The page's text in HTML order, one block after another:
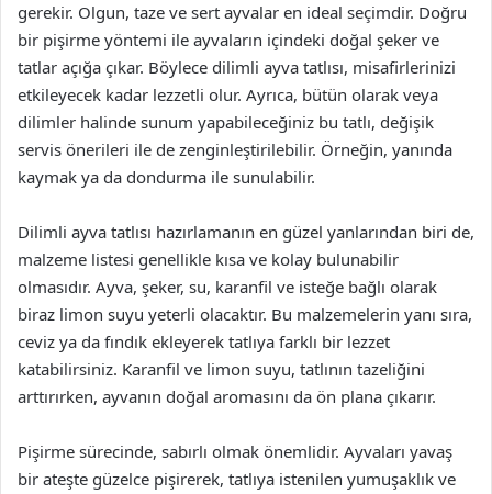
gerekir. Olgun, taze ve sert ayvalar en ideal seçimdir. Doğru
bir pişirme yöntemi ile ayvaların içindeki doğal şeker ve
tatlar açığa çıkar. Böylece dilimli ayva tatlısı, misafirlerinizi
etkileyecek kadar lezzetli olur. Ayrıca, bütün olarak veya
dilimler halinde sunum yapabileceğiniz bu tatlı, değişik
servis önerileri ile de zenginleştirilebilir. Örneğin, yanında
kaymak ya da dondurma ile sunulabilir.
Dilimli ayva tatlısı hazırlamanın en güzel yanlarından biri de,
malzeme listesi genellikle kısa ve kolay bulunabilir
olmasıdır. Ayva, şeker, su, karanfil ve isteğe bağlı olarak
biraz limon suyu yeterli olacaktır. Bu malzemelerin yanı sıra,
ceviz ya da fındık ekleyerek tatlıya farklı bir lezzet
katabilirsiniz. Karanfil ve limon suyu, tatlının tazeliğini
arttırırken, ayvanın doğal aromasını da ön plana çıkarır.
Pişirme sürecinde, sabırlı olmak önemlidir. Ayvaları yavaş
bir ateşte güzelce pişirerek, tatlıya istenilen yumuşaklık ve